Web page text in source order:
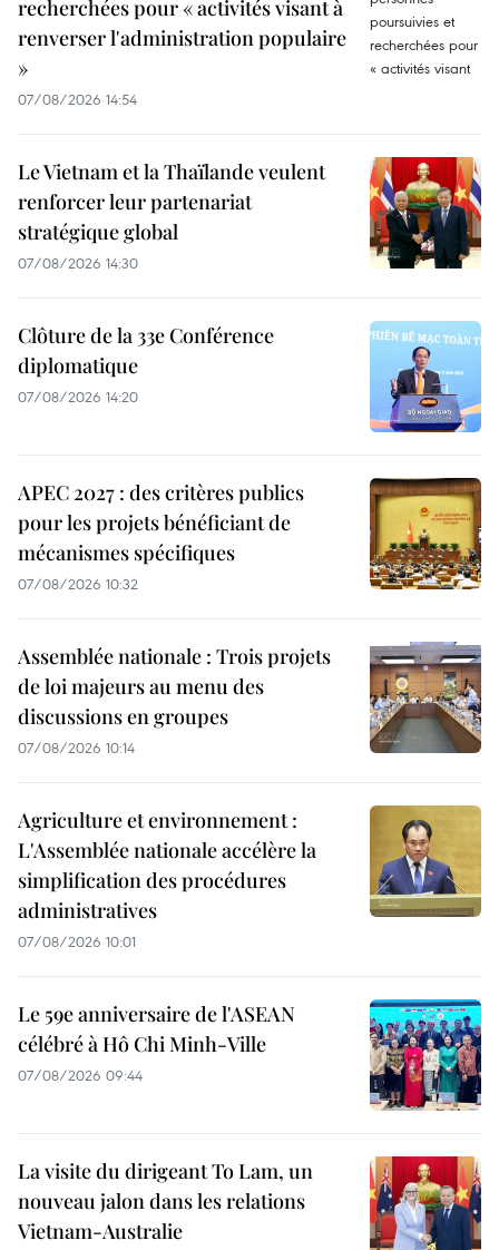
recherchées pour « activités visant à
renverser l'administration populaire
»
07/08/2026 14:54
Le Vietnam et la Thaïlande veulent
renforcer leur partenariat
stratégique global
07/08/2026 14:30
Clôture de la 33e Conférence
diplomatique
07/08/2026 14:20
APEC 2027 : des critères publics
pour les projets bénéficiant de
mécanismes spécifiques
07/08/2026 10:32
Assemblée nationale : Trois projets
de loi majeurs au menu des
discussions en groupes
07/08/2026 10:14
Agriculture et environnement :
L'Assemblée nationale accélère la
simplification des procédures
administratives
07/08/2026 10:01
Le 59e anniversaire de l'ASEAN
célébré à Hô Chi Minh-Ville
07/08/2026 09:44
La visite du dirigeant To Lam, un
nouveau jalon dans les relations
Vietnam-Australie